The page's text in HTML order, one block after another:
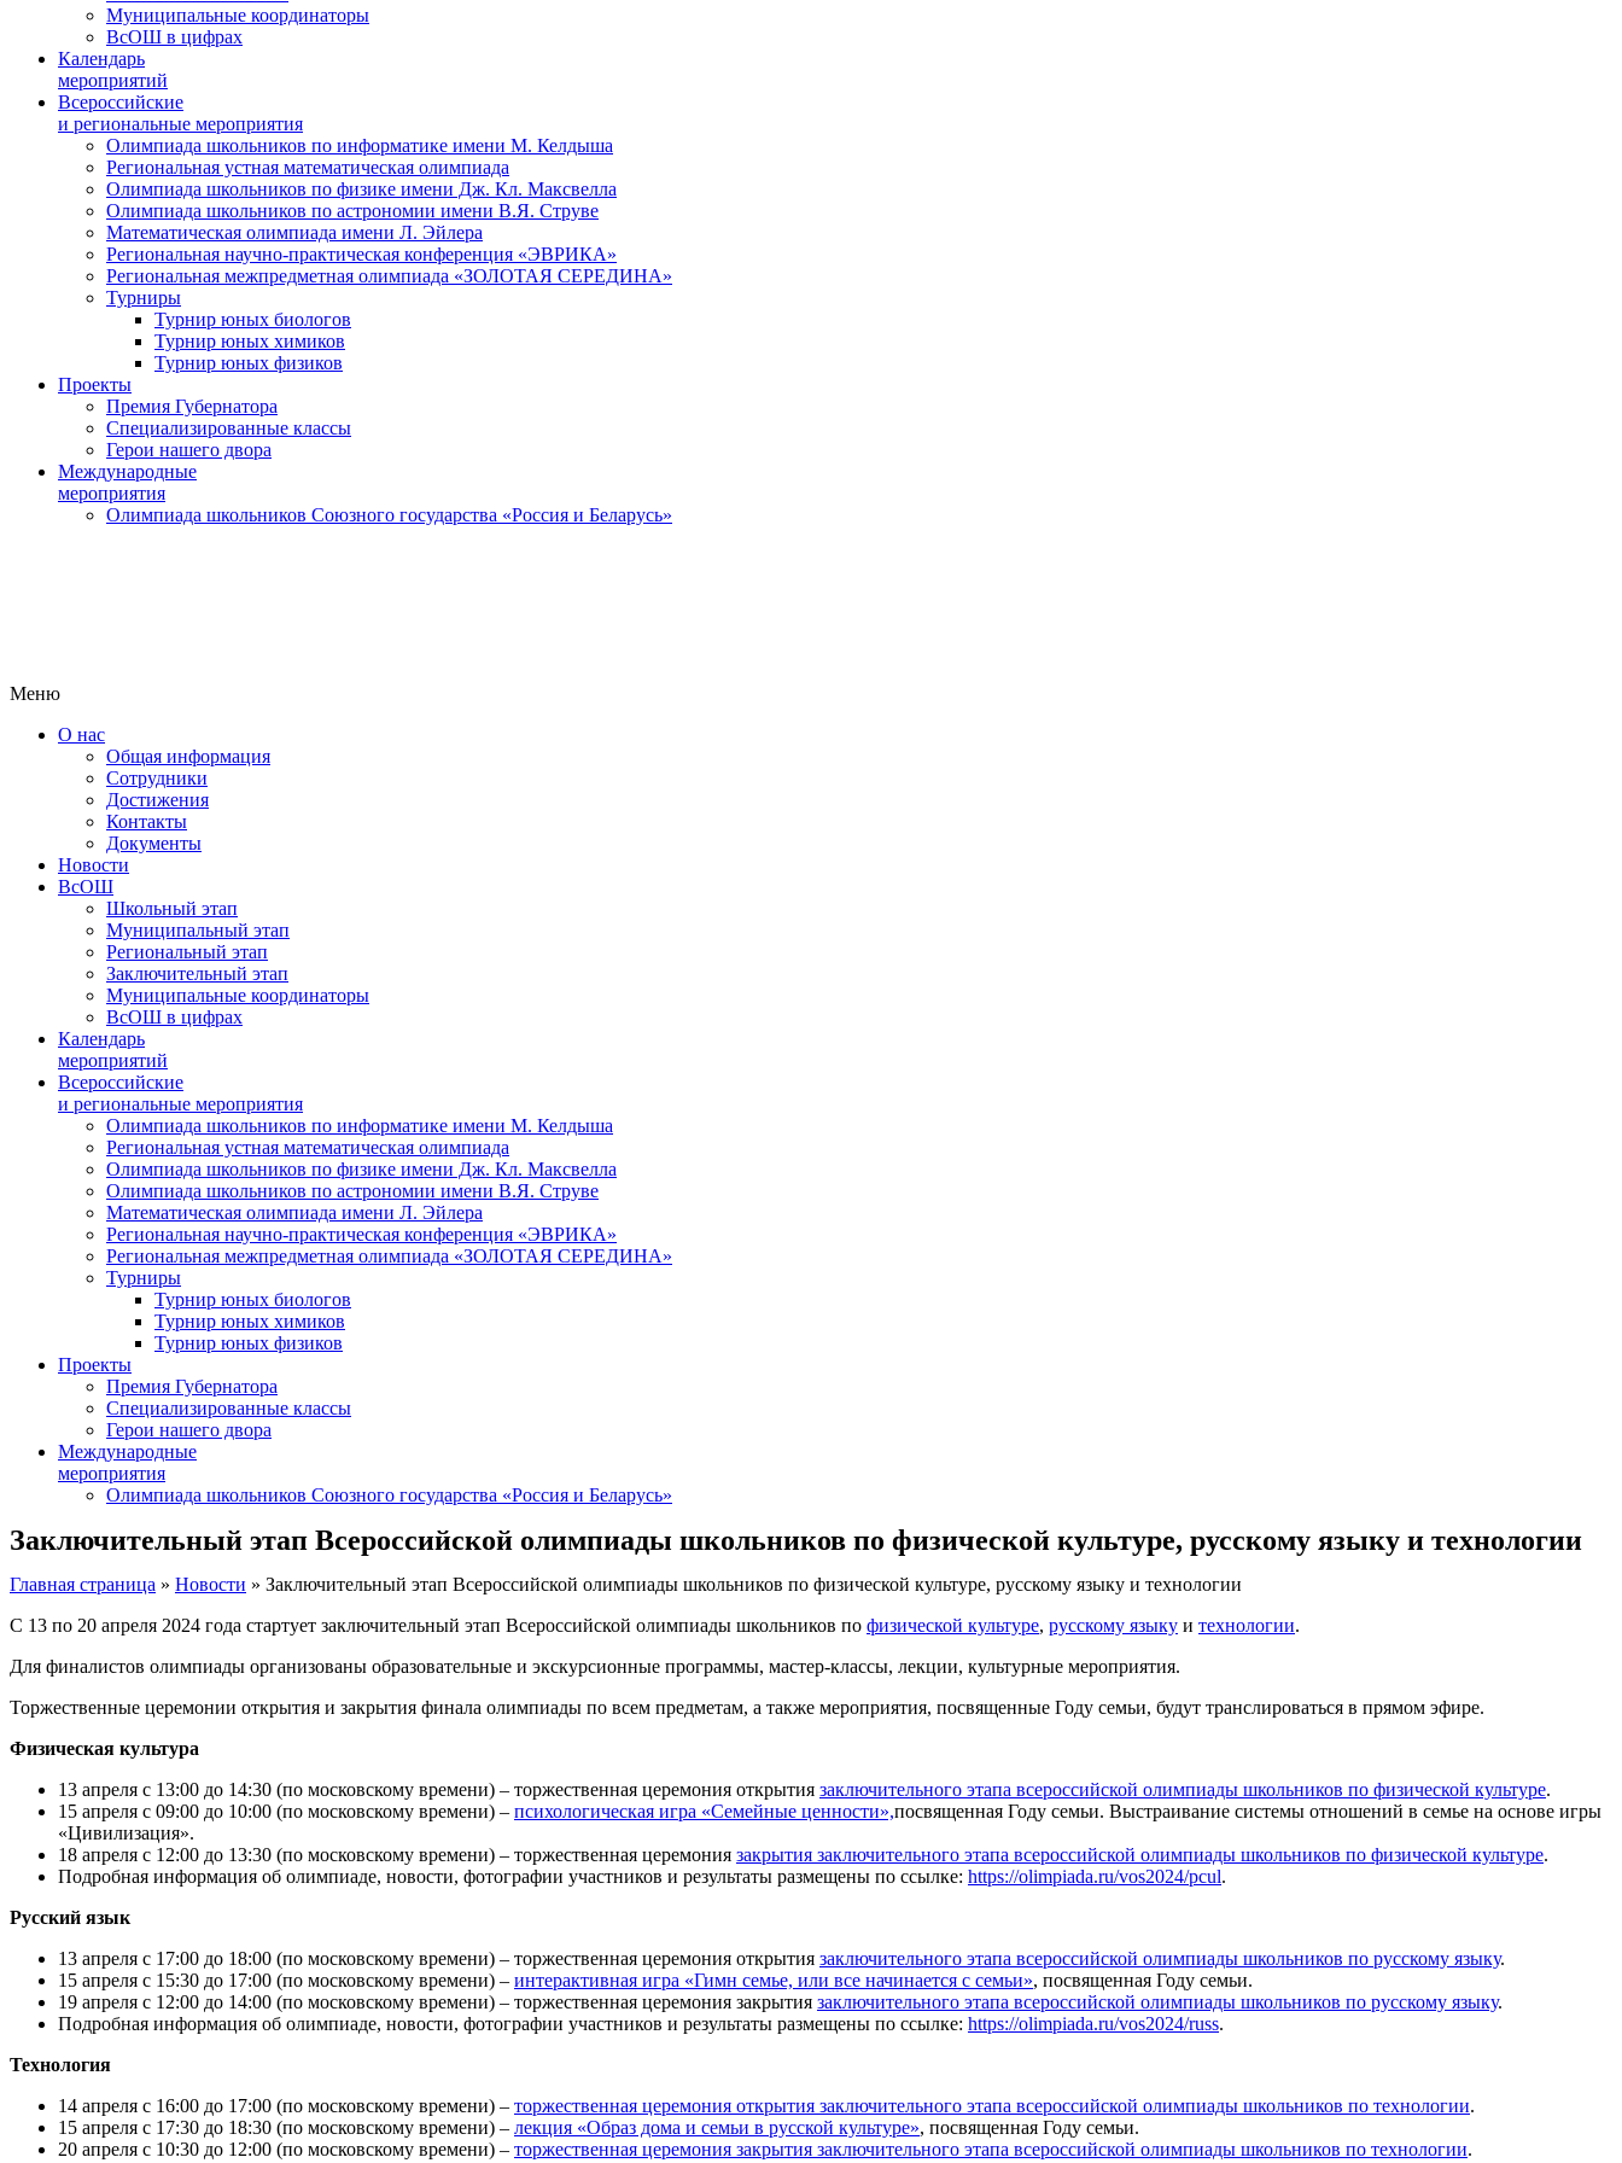
Муниципальные координаторы
ВсОШ в цифрах
Календарь
мероприятий
Всероссийские
и региональные мероприятия
Олимпиада школьников по информатике имени М. Келдыша
Региональная устная математическая олимпиада
Олимпиада школьников по физике имени Дж. Кл. Максвелла
Олимпиада школьников по астрономии имени В.Я. Струве
Математическая олимпиада имени Л. Эйлера
Региональная научно-практическая конференция «ЭВРИКА»
Региональная межпредметная олимпиада «ЗОЛОТАЯ СЕРЕДИНА»
Турниры
Турнир юных биологов
Турнир юных химиков
Турнир юных физиков
Проекты
Премия Губернатора
Специализированные классы
Герои нашего двора
Международные
мероприятия
Олимпиада школьников Союзного государства «Россия и Беларусь»
Меню
О нас
Общая информация
Сотрудники
Достижения
Контакты
Документы
Новости
ВсОШ
Школьный этап
Муниципальный этап
Региональный этап
Заключительный этап
Муниципальные координаторы
ВсОШ в цифрах
Календарь
мероприятий
Всероссийские
и региональные мероприятия
Олимпиада школьников по информатике имени М. Келдыша
Региональная устная математическая олимпиада
Олимпиада школьников по физике имени Дж. Кл. Максвелла
Олимпиада школьников по астрономии имени В.Я. Струве
Математическая олимпиада имени Л. Эйлера
Региональная научно-практическая конференция «ЭВРИКА»
Региональная межпредметная олимпиада «ЗОЛОТАЯ СЕРЕДИНА»
Турниры
Турнир юных биологов
Турнир юных химиков
Турнир юных физиков
Проекты
Премия Губернатора
Специализированные классы
Герои нашего двора
Международные
мероприятия
Олимпиада школьников Союзного государства «Россия и Беларусь»
Заключительный этап Всероссийской олимпиады школьников по физической культуре, русскому языку и технологии
Главная страница » Новости » Заключительный этап Всероссийской олимпиады школьников по физической культуре, русскому языку и технологии
С 13 по 20 апреля 2024 года стартует заключительный этап Всероссийской олимпиады школьников по физической культуре, русскому языку и технологии.
Для финалистов олимпиады организованы образовательные и экскурсионные программы, мастер-классы, лекции, культурные мероприятия.
Торжественные церемонии открытия и закрытия финала олимпиады по всем предметам, а также мероприятия, посвященные Году семьи, будут транслироваться в прямом эфире.
Физическая культура
13 апреля с 13:00 до 14:30 (по московскому времени) – торжественная церемония открытия заключительного этапа всероссийской олимпиады школьников по физической культуре.
15 апреля с 09:00 до 10:00 (по московскому времени) – психологическая игра «Семейные ценности»,посвященная Году семьи. Выстраивание системы отношений в семье на основе игры
«Цивилизация».
18 апреля с 12:00 до 13:30 (по московскому времени) – торжественная церемония закрытия заключительного этапа всероссийской олимпиады школьников по физической культуре.
Подробная информация об олимпиаде, новости, фотографии участников и результаты размещены по ссылке: https://olimpiada.ru/vos2024/pcul.
Русский язык
13 апреля с 17:00 до 18:00 (по московскому времени) – торжественная церемония открытия заключительного этапа всероссийской олимпиады школьников по русскому языку.
15 апреля с 15:30 до 17:00 (по московскому времени) – интерактивная игра «Гимн семье, или все начинается с семьи», посвященная Году семьи.
19 апреля с 12:00 до 14:00 (по московскому времени) – торжественная церемония закрытия заключительного этапа всероссийской олимпиады школьников по русскому языку.
Подробная информация об олимпиаде, новости, фотографии участников и результаты размещены по ссылке: https://olimpiada.ru/vos2024/russ.
Технология
14 апреля с 16:00 до 17:00 (по московскому времени) – торжественная церемония открытия заключительного этапа всероссийской олимпиады школьников по технологии.
15 апреля с 17:30 до 18:30 (по московскому времени) – лекция «Образ дома и семьи в русской культуре», посвященная Году семьи.
20 апреля с 10:30 до 12:00 (по московскому времени) – торжественная церемония закрытия заключительного этапа всероссийской олимпиады школьников по технологии.